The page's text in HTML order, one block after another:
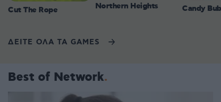
Cut The Rope Northern Heights Candy
ΔΕΙΤΕ ΟΛΑ ΤΑ GAMES
Best of Network